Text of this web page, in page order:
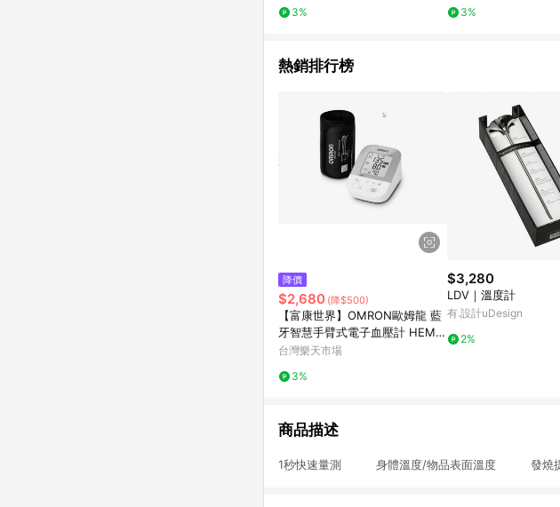
3%
3%
熱銷排行榜
降價
$2,680 (降$500)
【富康世界】OMRON歐姆龍 藍
牙智慧手臂式電子血壓計 HEM-7
155T (硬式壓脈帶/雙人分開管
台灣樂天市場
3%
$3,280
LDV｜溫度計
有.設計uDesign
2%
商品描述
1秒快速量測 身體溫度/物品表面溫度 發燒